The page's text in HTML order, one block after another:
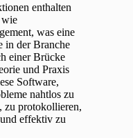
enthalten
wie
was eine
in der Branche
einer Brücke
und Praxis
Software,
nahtlos zu
zu protokollieren,
effektiv zu